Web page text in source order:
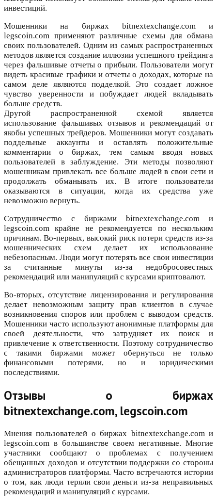
инвестиций.
Мошенники на биржах bitnextexchange.com и
legscoin.com применяют различные схемы для обмана
своих пользователей. Одним из самых распространенных
методов является создание иллюзии успешного трейдинга
через фальшивые отчеты о прибыли. Пользователи могут
видеть красивые графики и отчеты о доходах, которые на
самом деле являются подделкой. Это создает ложное
чувство уверенности и побуждает людей вкладывать
больше средств.
Другой распространенной схемой является
использование фальшивых отзывов и рекомендаций от
якобы успешных трейдеров. Мошенники могут создавать
поддельные аккаунты и оставлять положительные
комментарии о биржах, тем самым вводя новых
пользователей в заблуждение. Эти методы позволяют
мошенникам привлекать все больше людей в свои сети и
продолжать обманывать их. В итоге пользователи
оказываются в ситуации, когда их средства уже
невозможно вернуть.
Сотрудничество с биржами bitnextexchange.com и
legscoin.com крайне не рекомендуется по нескольким
причинам. Во-первых, высокий риск потери средств из-за
мошеннических схем делает их использование
небезопасным. Люди могут потерять все свои инвестиции
за считанные минуты из-за недобросовестных
рекомендаций или манипуляций с курсами криптовалют.
Во-вторых, отсутствие лицензирования и регулирования
делает невозможным защиту прав клиентов в случае
возникновения споров или проблем с выводом средств.
Мошенники часто используют анонимные платформы для
своей деятельности, что затрудняет их поиск и
привлечение к ответственности. Поэтому сотрудничество
с такими биржами может обернуться не только
финансовыми потерями, но и юридическими
последствиями.
Отзывы о биржах
bitnextexchange.com, legscoin.com
Мнения пользователей о биржах bitnextexchange.com и
legscoin.com в большинстве своем негативные. Многие
участники сообщают о проблемах с получением
обещанных доходов и отсутствии поддержки со стороны
администраторов платформы. Часто встречаются истории
о том, как люди теряли свои деньги из-за неправильных
рекомендаций и манипуляций с курсами.